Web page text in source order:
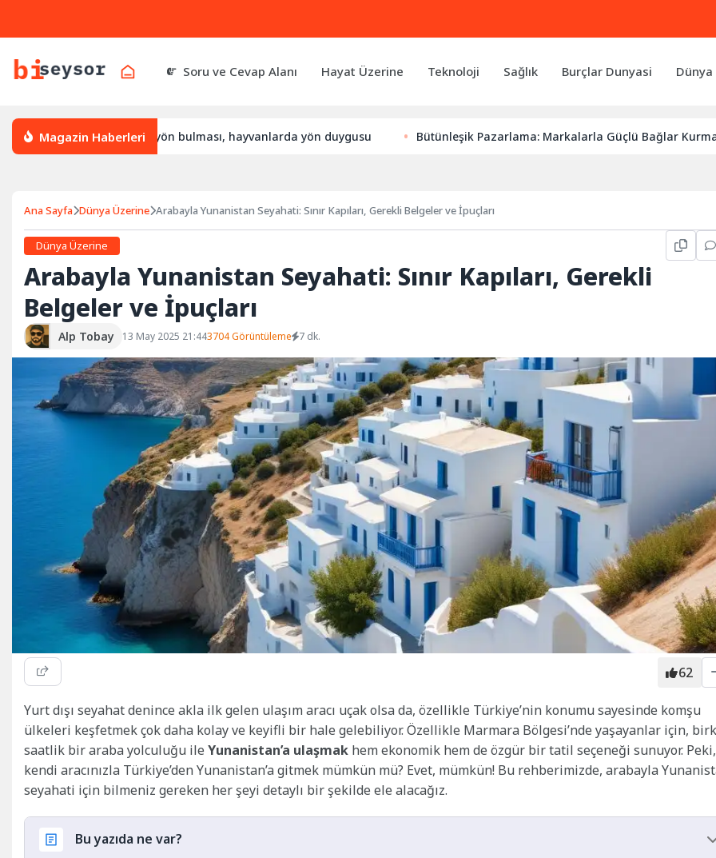
Soru ve Cevap Alanı Hayat Üzerine Teknoloji Sağlık Burçlar Dunyasi
Magazin Haberleri
bulur, leylek yön bulması, hayvanlarda yön duygusu Bütünleşik Pazarlama: Markalarla Güçlü Bağlar Kurmanın Anahtarı
Ana Sayfa Dünya Üzerine Arabayla Yunanistan Seyahati: Sınır Kapıları, Gerekli Belgeler ve İpuçları
Dünya Üzerine
Arabayla Yunanistan Seyahati: Sınır Kapıları, Gerekli
Belgeler ve İpuçları
Alp Tobay 13 May 2025 21:443704 Görüntüleme 7 dk.
62
Yurt dışı seyahat denince akla ilk gelen ulaşım aracı uçak olsa da, özellikle Türkiye’nin konumu sayesinde komşu
ülkeleri keşfetmek çok daha kolay ve keyifli bir hale gelebiliyor. Özellikle Marmara Bölgesi’nde yaşayanlar için,
saatlik bir araba yolculuğu ile Yunanistan’a ulaşmak hem ekonomik hem de özgür bir tatil seçeneği sunuyor. Peki,
kendi aracınızla Türkiye’den Yunanistan’a gitmek mümkün mü? Evet, mümkün! Bu rehberimizde, arabayla
seyahati için bilmeniz gereken her şeyi detaylı bir şekilde ele alacağız.
Bu yazıda ne var?